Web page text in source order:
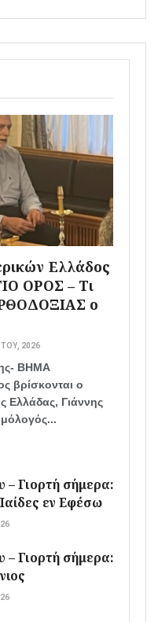
Ελλάδος
ΟΡΟΣ – Τι
ο
2026
ΒΗΜΑ
βρίσκονται ο
Ελλάδας, Γιάννης
– Γιορτή σήμερα:
εν Εφέσω
– Γιορτή σήμερα: